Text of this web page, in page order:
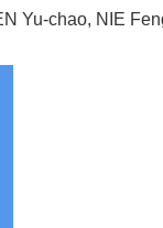
Yu-chao, NIE